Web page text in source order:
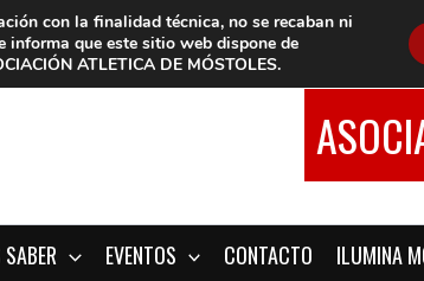
SABER EVENTOS CONTACTO ILUMINA
con la finalidad técnica, no se recaban ni
informa que este sitio web dispone de
ATLETICA DE MÓSTOLES.